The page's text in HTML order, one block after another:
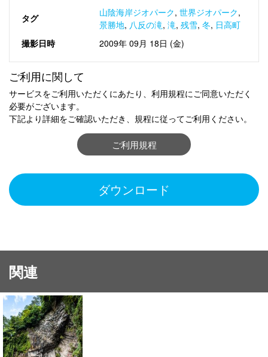
タグ 山陰海岸ジオパーク, 世界ジオパーク,
景勝地, 八反の滝, 滝, 残雪, 冬, 日高町
撮影日時
2009年 09月 18日 (金)
ご利用に関して
サービスをご利用いただくにあたり、利用規程にご同意いただく
必要がございます。
下記より詳細をご確認いただき、規程に従ってご利用ください。
ご利用規程
ダウンロード
関連